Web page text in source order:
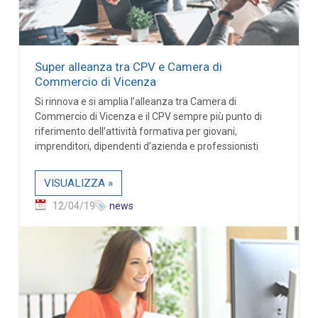
Super alleanza tra CPV e Camera di
Commercio di Vicenza
Si rinnova e si amplia l’alleanza tra Camera di
Commercio di Vicenza e il CPV sempre più punto di
riferimento dell’attività formativa per giovani,
imprenditori, dipendenti d’azienda e professionisti
VISUALIZZA »
12/04/19 news